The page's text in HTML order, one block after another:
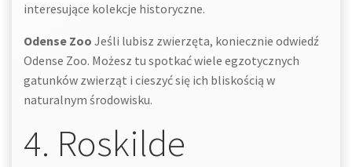
interesujące kolekcje historyczne.
Odense Zoo Jeśli lubisz zwierzęta, koniecznie odwiedź
Odense Zoo. Możesz tu spotkać wiele egzotycznych
gatunków zwierząt i cieszyć się ich bliskością w
naturalnym środowisku.
4. Roskilde